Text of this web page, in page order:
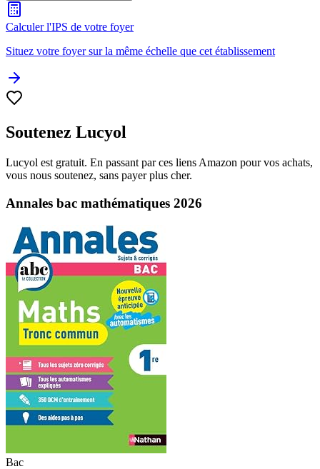
Calculer l'IPS de votre foyer
Situez votre foyer sur la même échelle que cet établissement
Soutenez Lucyol
Lucyol est gratuit. En passant par ces liens Amazon pour vos achats,
vous nous soutenez, sans payer plus cher.
Annales bac mathématiques 2026
Bac